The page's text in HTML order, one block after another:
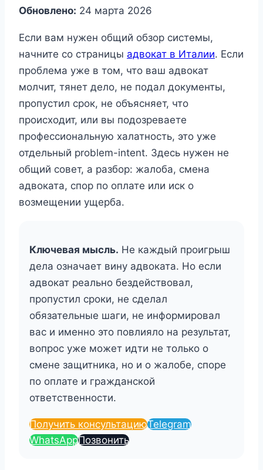
Обновлено: 24 марта 2026
Если вам нужен общий обзор системы,
начните со страницы адвокат в Италии. Если
проблема уже в том, что ваш адвокат
молчит, тянет дело, не подал документы,
пропустил срок, не объясняет, что
происходит, или вы подозреваете
профессиональную халатность, это уже
отдельный problem-intent. Здесь нужен не
общий совет, а разбор: жалоба, смена
адвоката, спор по оплате или иск о
возмещении ущерба.
Ключевая мысль. Не каждый проигрыш
дела означает вину адвоката. Но если
адвокат реально бездействовал,
пропустил сроки, не сделал
обязательные шаги, не информировал
вас и именно это повлияло на результат,
вопрос уже может идти не только о
смене защитника, но и о жалобе, споре
по оплате и гражданской
ответственности.
Получить консультациюTelegram
WhatsAppПозвонить